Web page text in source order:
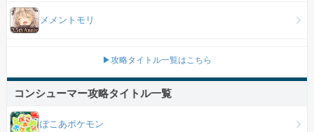
メメントモリ
▶攻略タイトル一覧はこちら
コンシューマー攻略タイトル一覧
ぽこあポケモン